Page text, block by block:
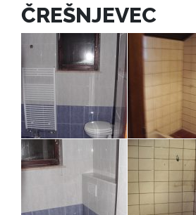
ČREŠNJEVEC